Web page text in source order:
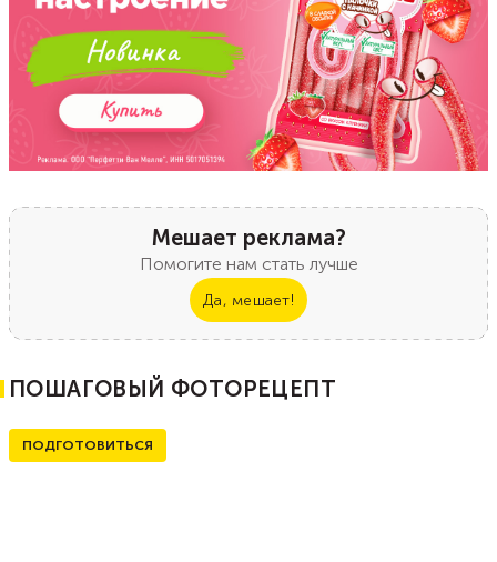
Мешает реклама?
Помогите нам стать лучше
Да, мешает!
ПОШАГОВЫЙ ФОТОРЕЦЕПТ
ПОДГОТОВИТЬСЯ